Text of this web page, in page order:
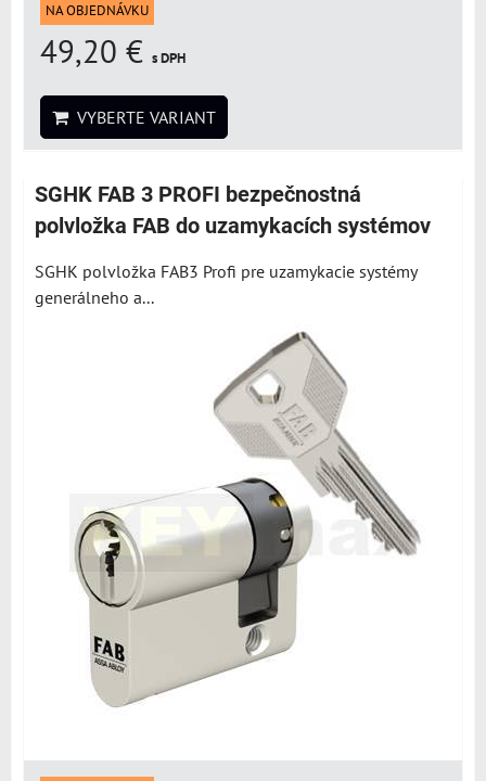
NA OBJEDNÁVKU
49,20 € s DPH
VYBERTE VARIANT
SGHK FAB 3 PROFI bezpečnostná
polvložka FAB do uzamykacích systémov
SGHK polvložka FAB3 Profi pre uzamykacie systémy
generálneho a...